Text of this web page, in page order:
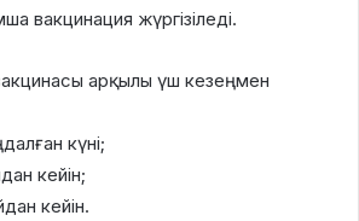
вакцинация жүргізіледі.
арқылы үш кезеңмен
күні;
кейін;
кейін.